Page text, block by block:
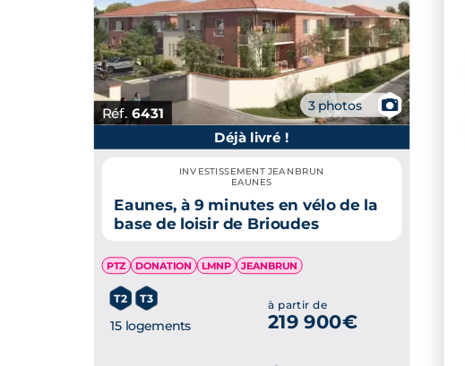
Réf. 6431 3 photos
📷
Déjà livré !
INVESTISSEMENT JEANBRUN
EAUNES
Eaunes, à 9 minutes en vélo de la
base de loisir de Brioudes
PTZ DONATION LMNP JEANBRUN
T2 T3
15 logements
à partir de
219 900€